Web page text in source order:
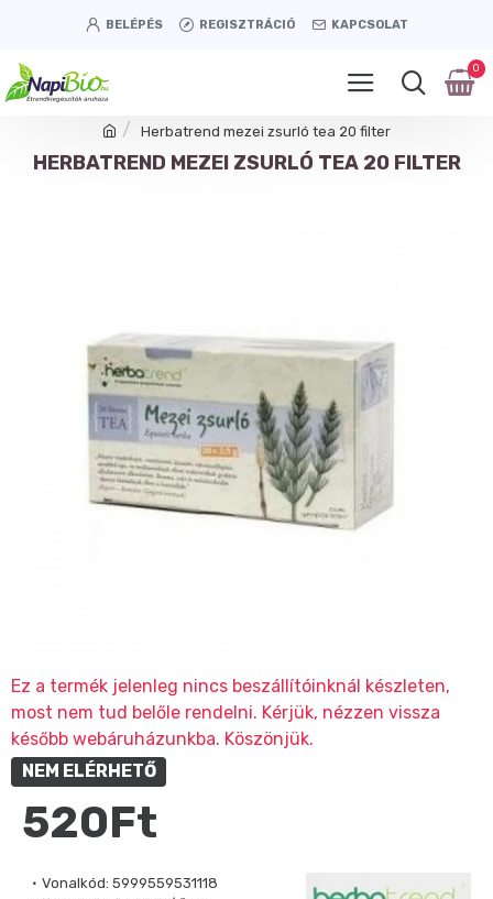
BELÉPÉS REGISZTRÁCIÓ KAPCSOLAT
0
Herbatrend mezei zsurló tea 20 filter
HERBATREND MEZEI ZSURLÓ TEA 20 FILTER
Ez a termék jelenleg nincs beszállítóinknál készleten,
most nem tud belőle rendelni. Kérjük, nézzen vissza
később webáruházunkba. Köszönjük.
Vonalkód: 5999559531118
NEM ELÉRHETŐ
520Ft